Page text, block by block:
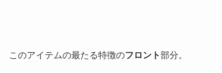
このアイテムの最たる特徴のフロント部分。